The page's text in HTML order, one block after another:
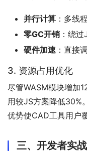
并行计算 ：多线
零GC开销 ：绕
硬件加速 ：直接
3. 资源占用优化
尽管WASM模块增加
用较JS方案降低30%
优势使CAD工具用户
三、开发者实